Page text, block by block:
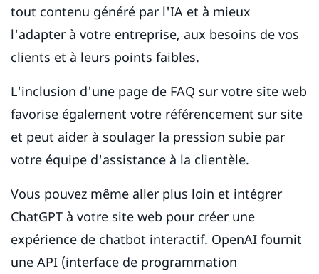
tout contenu généré par l'IA et à mieux
l'adapter à votre entreprise, aux besoins de vos
clients et à leurs points faibles.
L'inclusion d'une page de FAQ sur votre site web
favorise également votre référencement sur site
et peut aider à soulager la pression subie par
votre équipe d'assistance à la clientèle.
Vous pouvez même aller plus loin et intégrer
ChatGPT à votre site web pour créer une
expérience de chatbot interactif. OpenAI fournit
une API (interface de programmation